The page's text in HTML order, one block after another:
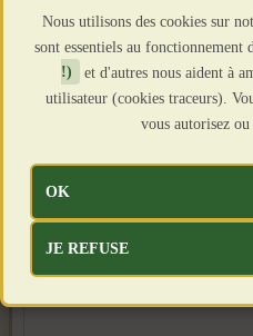
Nous utilisons des cookies sur
sont essentiels au fonctionnement
!)
et d'autres nous aident à
utilisateur (cookies traceurs).
vous autorisez ou
OK
JE REFUSE